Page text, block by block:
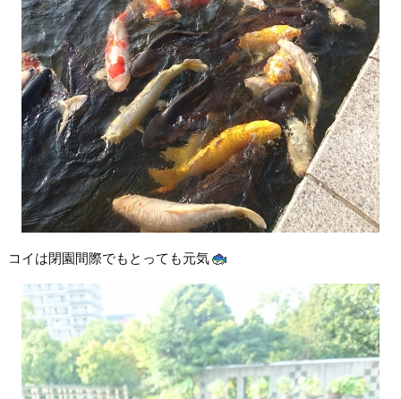
コイは閉園間際でもとっても元気